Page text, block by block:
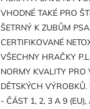
VHODNÉ TAKÉ PRO
ŠETRNÝ K ZUBŮM PSA
CERTIFIKOVANÉ
VŠECHNY HRAČKY
NORMY KVALITY PRO
DĚTSKÝCH
- ČÁST 1, 2, 3 A 9